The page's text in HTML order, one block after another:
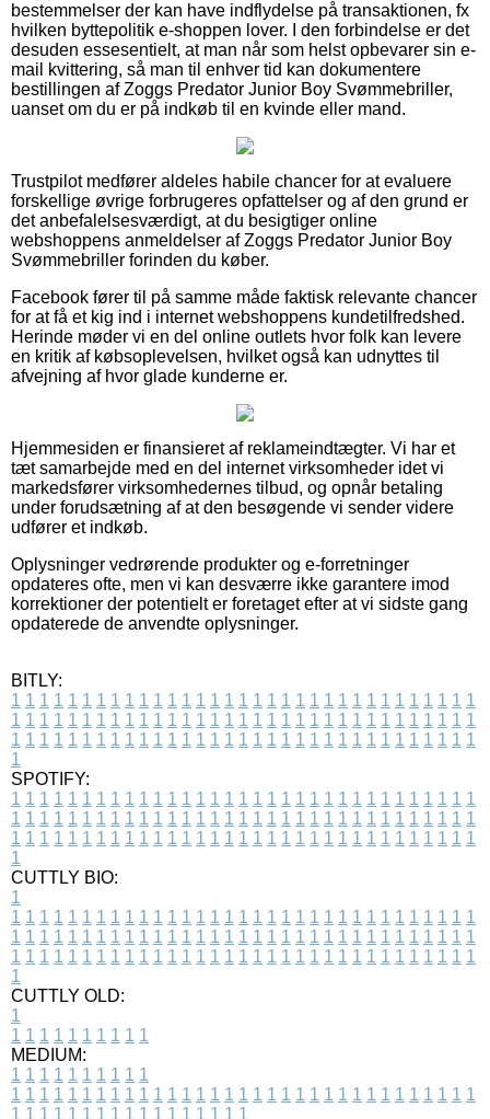
bestemmelser der kan have indflydelse på transaktionen, fx
hvilken byttepolitik e-shoppen lover. I den forbindelse er det
desuden essesentielt, at man når som helst opbevarer sin e-
mail kvittering, så man til enhver tid kan dokumentere
bestillingen af Zoggs Predator Junior Boy Svømmebriller,
uanset om du er på indkøb til en kvinde eller mand.
Trustpilot medfører aldeles habile chancer for at evaluere
forskellige øvrige forbrugeres opfattelser og af den grund er
det anbefalelsesværdigt, at du besigtiger online
webshoppens anmeldelser af Zoggs Predator Junior Boy
Svømmebriller forinden du køber.
Facebook fører til på samme måde faktisk relevante chancer
for at få et kig ind i internet webshoppens kundetilfredshed.
Herinde møder vi en del online outlets hvor folk kan levere
en kritik af købsoplevelsen, hvilket også kan udnyttes til
afvejning af hvor glade kunderne er.
Hjemmesiden er finansieret af reklameindtægter. Vi har et
tæt samarbejde med en del internet virksomheder idet vi
markedsfører virksomhedernes tilbud, og opnår betaling
under forudsætning af at den besøgende vi sender videre
udfører et indkøb.
Oplysninger vedrørende produkter og e-forretninger
opdateres ofte, men vi kan desværre ikke garantere imod
korrektioner der potentielt er foretaget efter at vi sidste gang
opdaterede de anvendte oplysninger.
BITLY:
1 1 1 1 1 1 1 1 1 1 1 1 1 1 1 1 1 1 1 1 1 1 1 1 1 1 1 1 1 1 1 1 1
1 1 1 1 1 1 1 1 1 1 1 1 1 1 1 1 1 1 1 1 1 1 1 1 1 1 1 1 1 1 1 1 1
1 1 1 1 1 1 1 1 1 1 1 1 1 1 1 1 1 1 1 1 1 1 1 1 1 1 1 1 1 1 1 1 1
1
SPOTIFY:
1 1 1 1 1 1 1 1 1 1 1 1 1 1 1 1 1 1 1 1 1 1 1 1 1 1 1 1 1 1 1 1 1
1 1 1 1 1 1 1 1 1 1 1 1 1 1 1 1 1 1 1 1 1 1 1 1 1 1 1 1 1 1 1 1 1
1 1 1 1 1 1 1 1 1 1 1 1 1 1 1 1 1 1 1 1 1 1 1 1 1 1 1 1 1 1 1 1 1
1
CUTTLY BIO:
1
1 1 1 1 1 1 1 1 1 1 1 1 1 1 1 1 1 1 1 1 1 1 1 1 1 1 1 1 1 1 1 1 1
1 1 1 1 1 1 1 1 1 1 1 1 1 1 1 1 1 1 1 1 1 1 1 1 1 1 1 1 1 1 1 1 1
1 1 1 1 1 1 1 1 1 1 1 1 1 1 1 1 1 1 1 1 1 1 1 1 1 1 1 1 1 1 1 1 1
1
CUTTLY OLD:
1
1 1 1 1 1 1 1 1 1 1
MEDIUM:
1 1 1 1 1 1 1 1 1 1
1 1 1 1 1 1 1 1 1 1 1 1 1 1 1 1 1 1 1 1 1 1 1 1 1 1 1 1 1 1 1 1 1
1 1 1 1 1 1 1 1 1 1 1 1 1 1 1 1 1